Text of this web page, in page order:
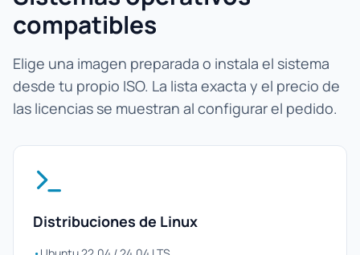
compatibles
Elige una imagen preparada o instala el sistema
desde tu propio ISO. La lista exacta y el precio de
las licencias se muestran al configurar el pedido.
Distribuciones de Linux